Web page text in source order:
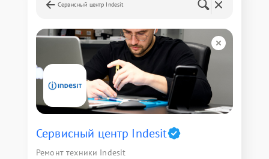
Сервисный центр Indesit
Сервисный центр Indesit
Ремонт техники Indesit